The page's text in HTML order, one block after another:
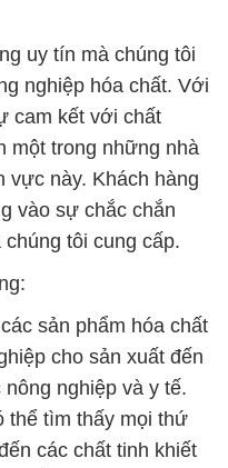
uy tín mà chúng tôi
nghiệp hóa chất. Với
cam kết với chất
một trong những nhà
vực này. Khách hàng
vào sự chắc chắn
tôi cung cấp.
sản phẩm hóa chất
cho sản xuất đến
nghiệp và y tế.
thể tìm thấy mọi thứ
các chất tinh khiết